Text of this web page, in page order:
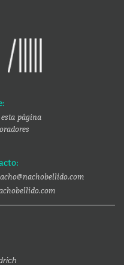
esta página